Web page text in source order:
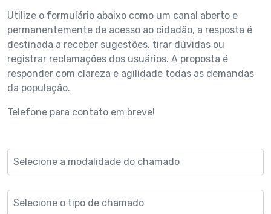
Utilize o formulário abaixo como um canal aberto e
permanentemente de acesso ao cidadão, a resposta é
destinada a receber sugestões, tirar dúvidas ou
registrar reclamações dos usuários. A proposta é
responder com clareza e agilidade todas as demandas
da população.
Telefone para contato em breve!